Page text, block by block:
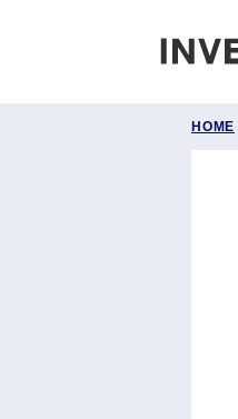
HOME